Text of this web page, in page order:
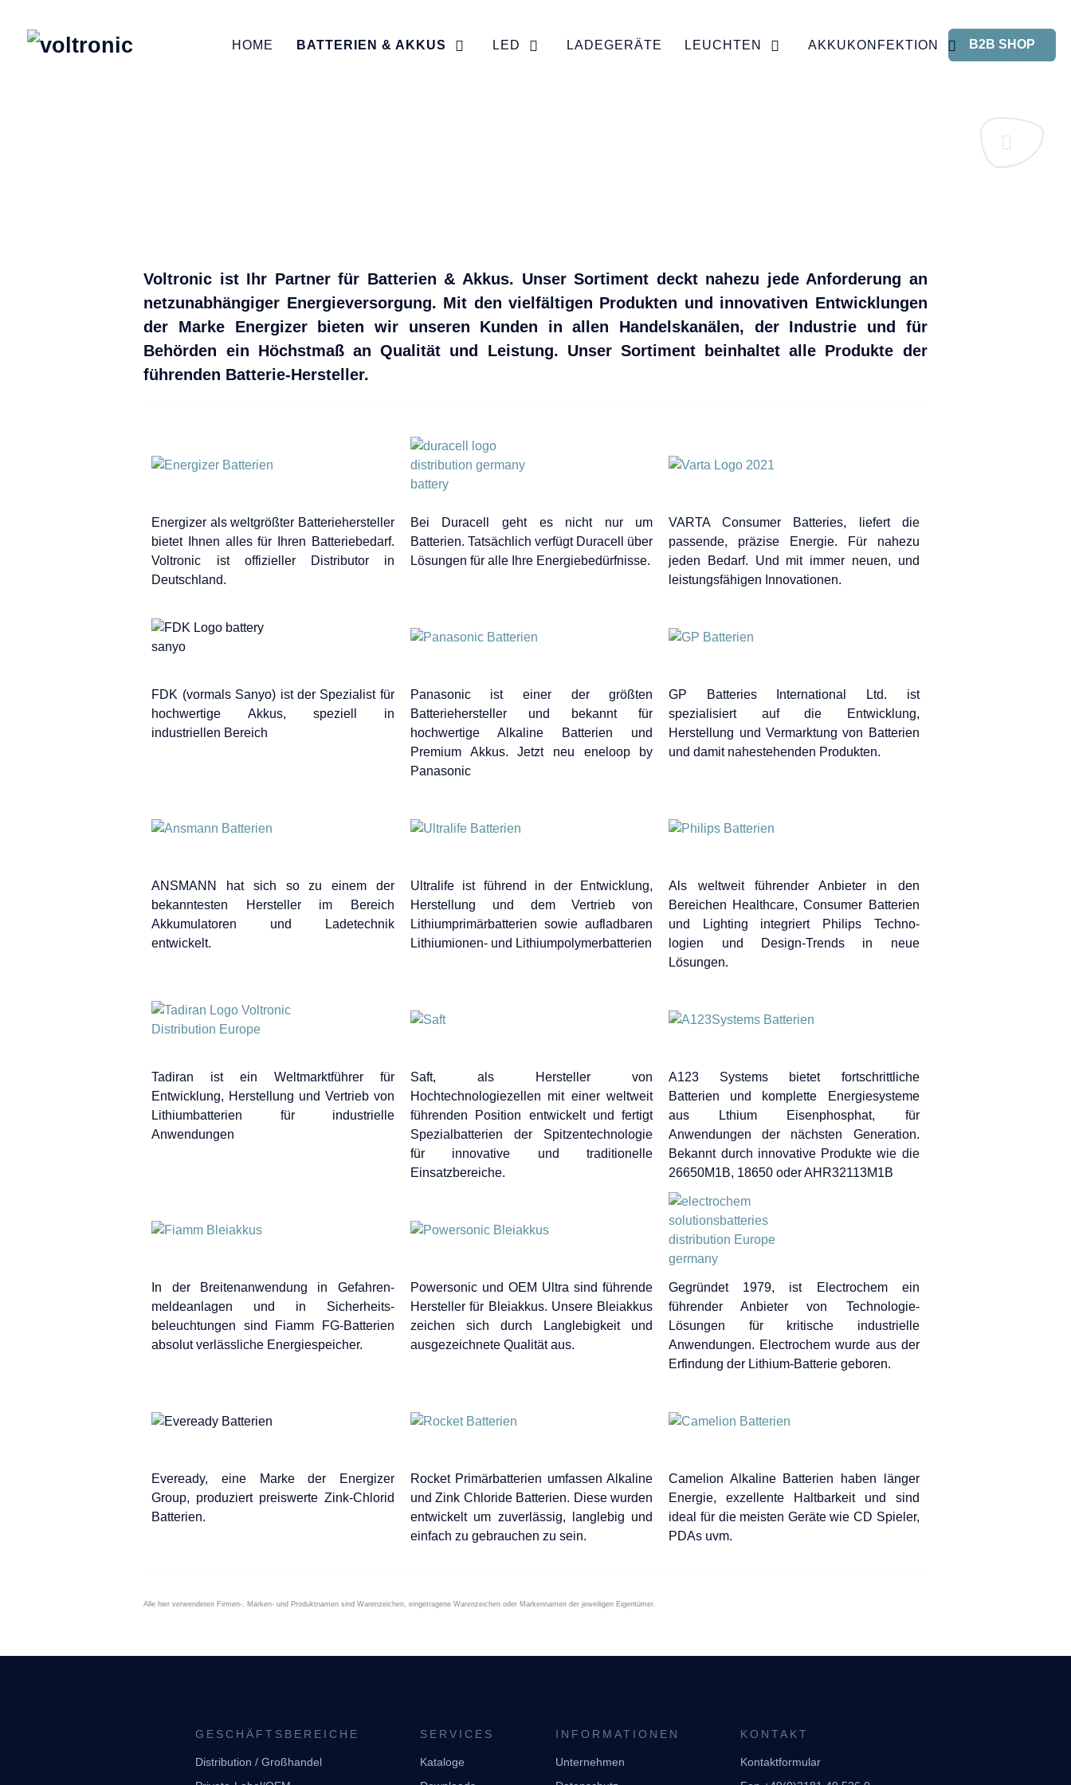
HOME BATTERIEN & AKKUS LED LADEGERÄTE LEUCHTEN AKKUKONFEKTION B2B SHOP
Voltronic ist Ihr Partner für Batterien & Akkus. Unser Sortiment deckt nahezu jede Anforderung an
netzunabhängiger Energieversorgung. Mit den vielfältigen Produkten und innovativen Entwicklungen
der Marke Energizer bieten wir unseren Kunden in allen Handelskanälen, der Industrie und für
Behörden ein Höchstmaß an Qualität und Leistung. Unser Sortiment beinhaltet alle Produkte der
führenden Batterie-Hersteller.
Energizer als weltgrößter Batteriehersteller
bietet Ihnen alles für Ihren Batteriebedarf.
Voltronic ist offizieller Distributor in
Deutschland.
Bei Duracell geht es nicht nur um
Batterien. Tatsächlich verfügt Duracell über
Lösungen für alle Ihre Energiebedürfnisse.
VARTA Consumer Batteries, liefert die
passende, präzise Energie. Für nahezu
jeden Bedarf. Und mit immer neuen, und
leistungsfähigen Innovationen.
FDK (vormals Sanyo) ist der Spezialist für
hochwertige Akkus, speziell in
industriellen Bereich
Panasonic ist einer der größten
Batteriehersteller und bekannt für
hochwertige Alkaline Batterien und
Premium Akkus. Jetzt neu eneloop by
Panasonic
GP Batteries International Ltd. ist
spezialisiert auf die Entwicklung,
Herstellung und Vermarktung von Batterien
und damit nahestehenden Produkten.
ANSMANN hat sich so zu einem der
bekanntesten Hersteller im Bereich
Akkumulatoren und Ladetechnik
entwickelt.
Ultralife ist führend in der Entwicklung,
Herstellung und dem Vertrieb von
Lithiumprimärbatterien sowie aufladbaren
Lithiumionen- und Lithiumpolymerbatterien
Als weltweit führender Anbieter in den
Bereichen Healthcare, Consumer Batterien
und Lighting integriert Philips Techno-
logien und Design-Trends in neue
Lösungen.
Tadiran ist ein Weltmarktführer für
Entwicklung, Herstellung und Vertrieb von
Lithiumbatterien für industrielle
Anwendungen
Saft, als Hersteller von
Hochtechnologiezellen mit einer weltweit
führenden Position entwickelt und fertigt
Spezialbatterien der Spitzentechnologie
für innovative und traditionelle
Einsatzbereiche.
A123 Systems bietet fortschrittliche
Batterien und komplette Energiesysteme
aus Lthium Eisenphosphat, für
Anwendungen der nächsten Generation.
Bekannt durch innovative Produkte wie die
26650M1B, 18650 oder AHR32113M1B
In der Breitenanwendung in Gefahren-
meldeanlagen und in Sicherheits-
beleuchtungen sind Fiamm FG-Batterien
absolut verlässliche Energiespeicher.
Powersonic und OEM Ultra sind führende
Hersteller für Bleiakkus. Unsere Bleiakkus
zeichen sich durch Langlebigkeit und
ausgezeichnete Qualität aus.
Gegründet 1979, ist Electrochem ein
führender Anbieter von Technologie-
Lösungen für kritische industrielle
Anwendungen. Electrochem wurde aus der
Erfindung der Lithium-Batterie geboren.
Eveready, eine Marke der Energizer
Group, produziert preiswerte Zink-Chlorid
Batterien.
Rocket Primärbatterien umfassen Alkaline
und Zink Chloride Batterien. Diese wurden
entwickelt um zuverlässig, langlebig und
einfach zu gebrauchen zu sein.
Camelion Alkaline Batterien haben länger
Energie, exzellente Haltbarkeit und sind
ideal für die meisten Geräte wie CD Spieler,
PDAs uvm.
Alle hier verwendeten Firmen-, Marken- und Produktnamen sind Warenzeichen, eingetragene Warenzeichen oder Markennamen der jeweiligen Eigentümer.
GESCHÄFTSBEREICHE
Distribution / Großhandel
SERVICES
Kataloge
INFORMATIONEN
Unternehmen
KONTAKT
Kontaktformular